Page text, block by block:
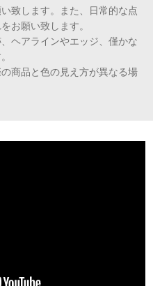
致します。また、日常的な点
お願い致します。
ヘアラインやエッジ、僅かな
商品と色の見え方が異なる場